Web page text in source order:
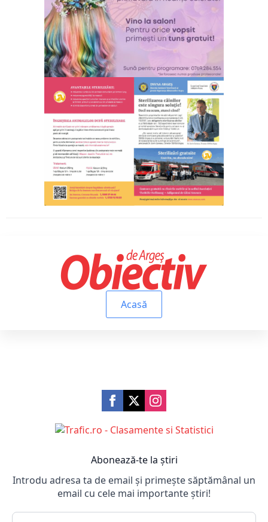
Acasă
Abonează-te la știri
Introdu adresa ta de email și primește săptămânal un
email cu cele mai importante știri!